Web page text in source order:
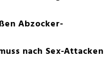
Abzocker-
nach Sex-Attacken